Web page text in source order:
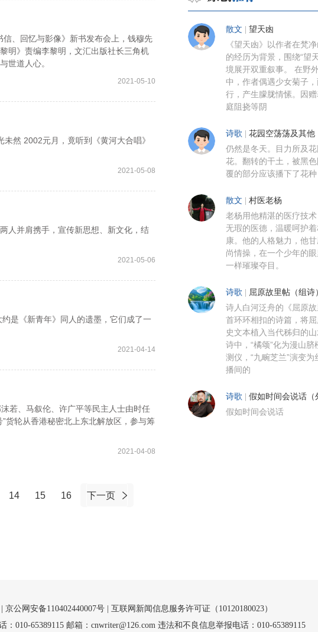
、回忆与影像》新书发布会上，钱穆先
明》责编李黎明，文汇出版社长三角机
世道人心。
2021-05-10
然 2002元月，竟听到《黄河大合唱》
2021-05-08
并肩携手，宣传新思想、新文化，结
2021-05-06
是《新青年》同人的遗墨，它们成了一
2021-04-14
、马叙伦、许广平等民主人士由时任
货轮从香港秘密北上东北解放区，参与筹
2021-04-08
14 15 16 下一页
散文 望天凼
《望天凼》以作者在梵
的经历为背景，围绕“望
境展开双重叙事。 在野
中，作者偶遇少女菊子
行，产生朦胧情愫。因
庭阻挠等阴
诗歌 花园空荡荡及其他
仍然是冬天。目力所及
花。翻转的干土，被黑
覆的部分应该播下了花种
散文 村医老杨
老杨用他精湛的医疗技
无瑕的医德，温暖呵护
康。他的人格魅力，他
尚情操，在一个少年的
一样璀璨夺目。
诗歌 屈原故里帖（组诗
诗人白河泛舟的《屈原
首环环相扣的诗篇，将
史文本植入当代秭归的山
诗中，“橘颂”化为漫山脐
测仪，“九畹芝兰”演变为
播间的
诗歌 假如时间会说话（
假如时间会说话
| 京公网安备110402440007号 | 互联网新闻信息服务许可证（10120180023）
010-65389115 邮箱：cnwriter@126.com 违法和不良信息举报电话：010-65389115